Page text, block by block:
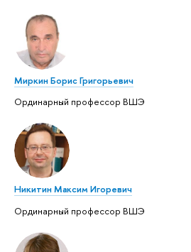
Миркин Борис Григорьевич
Ординарный профессор ВШЭ
Никитин Максим Игоревич
Ординарный профессор ВШЭ